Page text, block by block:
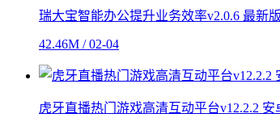
瑞大宝智能办公提升业务效率v2.0.6 最新版
42.46M / 02-04
虎牙直播热门游戏高清互动平台v12.2.2 安